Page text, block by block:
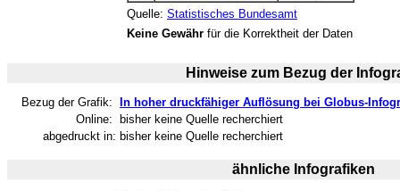
Quelle: Statistisches Bundesamt
Keine Gewähr für die Korrektheit der Daten
Hinweise zum Bezug der
Bezug der Grafik:
In hoher druckfähiger Auflösung bei Globus-
Online:
bisher keine Quelle recherchiert
abgedruckt in: bisher keine Quelle recherchiert
ähnliche Infografiken